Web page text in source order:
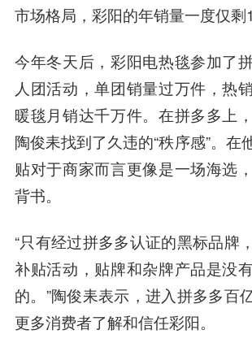
市场格局，彩阳的年销量一度仅剩
今年冬天后，彩阳电热毯参加了
人团活动，单团销量过万件，热
暖毯月销达千万件。在拼多多上
陶俊耒找到了久违的“秩序感”。在
贴对于商家而言更像是一场海选
背书。
“只有经过拼多多认证的黑标品牌
补贴活动，贴牌和杂牌产品是没
的。”陶俊耒表示，进入拼多多百
更多消费者了解和信任彩阳。